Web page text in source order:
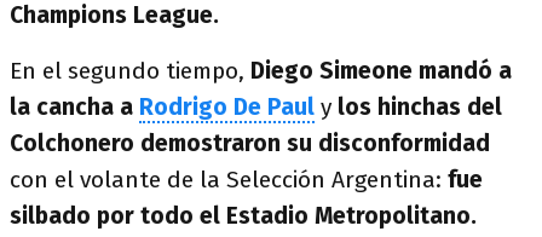
Champions League.
En el segundo tiempo, Diego Simeone mandó a
la cancha a Rodrigo De Paul y los hinchas del
Colchonero demostraron su disconformidad
con el volante de la Selección Argentina: fue
silbado por todo el Estadio Metropolitano.